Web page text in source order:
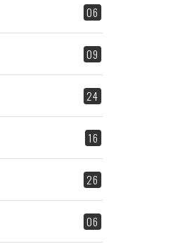
06
09
24
16
26
06